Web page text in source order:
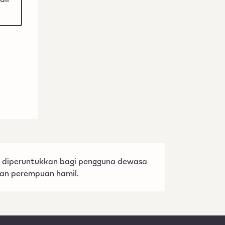
bagi pengguna dewasa
perempuan hamil.